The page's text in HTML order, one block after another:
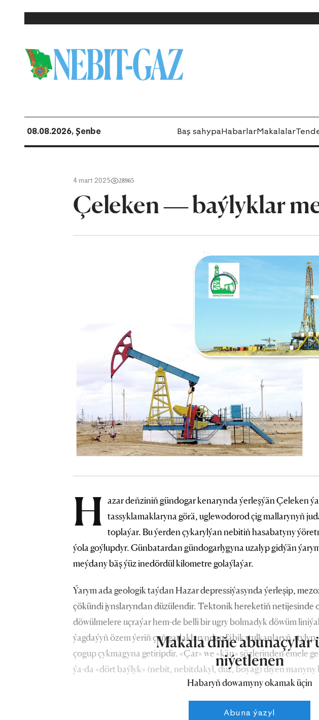
08.08.2026, Şenbe Baş sahypaHabarlarMakalalar
4 mart 2025 28965
Çeleken — baýlyklar
H azar deňziniň gündogar kenarynda ýerleşýän Çeleken
tassyklamaklaryna görä, uglewodorod çig mallarynyň
toplaýar. Bu ýerden çykarylýan nebitiň hasabatyny
ýola goýlupdyr. Günbatardan gündogarlygyna uzalyp gidýän
meýdany bäş ýüz inedördül kilometre golaýlaýar.
Ýarym ada geologik taýdan Hazar depressiýasynda ýerleşip,
çökündi jynslaryndan düzülendir. Tektonik hereketiň netijesinde
döwülmelere uçraýar hem-de belli bir ugry bolmadyk döwüm
ýagdaýyň özem ýeriň çuň gatlaklaryndan läbik wulkanlaryň
çogup çykmagyna getiripdir. «Çar» we «kän» sözlerinden emele
ýa-da «dört baýlyk» (nebit, nebitdakyl, duz, boýag) diýen
diýlip atlandyrylan häzirki Hazar şäherçesinde ýod, brom, gurum
Makala diňe abunaçylar
niýetlenen
Habaryň dowamyny okamak üçin
Abuna ýazyl